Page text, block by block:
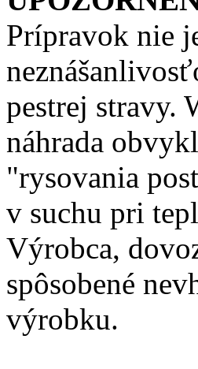
Prípravok nie
pestrej stravy.
náhrada
"rysovania
v suchu pri
Výrobca,
spôsobené
výrobku.